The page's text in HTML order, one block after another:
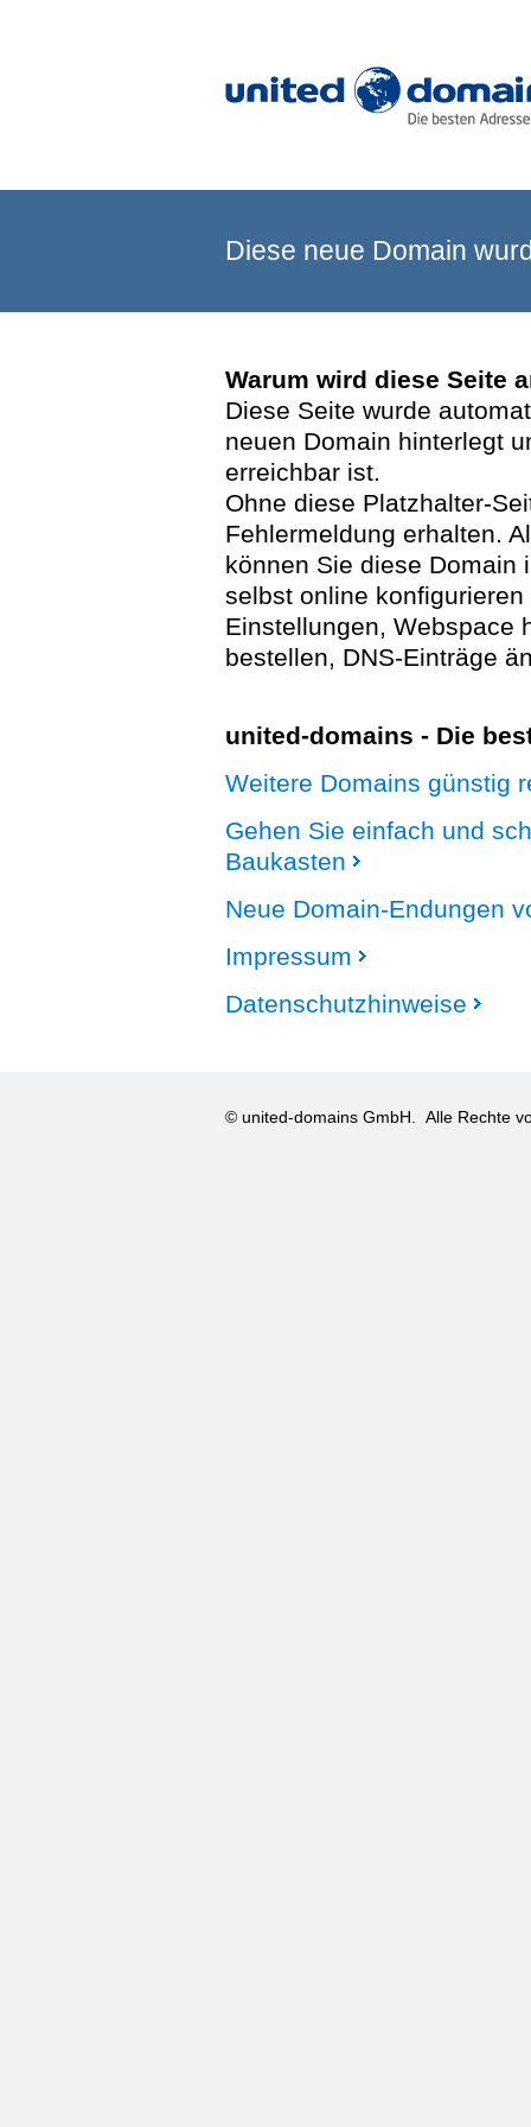
Diese neue Domain
Warum wird diese Seite
Diese Seite wurde
neuen Domain hinterlegt
erreichbar ist.
Ohne diese Platzhalter-
Fehlermeldung erhalten.
können Sie diese Domain
selbst online
Einstellungen, Webspace
bestellen, DNS-Einträge
united-domains - Die
Weitere Domains günstig
Gehen Sie einfach und
Baukasten
Neue Domain-Endungen
Impressum
Datenschutzhinweise
© united-domains GmbH. Alle Rechte